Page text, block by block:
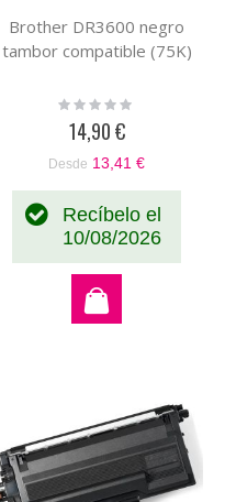
Brother DR3600 negro
tambor compatible (75K)
Rating:
14,90 €
Desde 13,41 €
Recíbelo el
10/08/2026